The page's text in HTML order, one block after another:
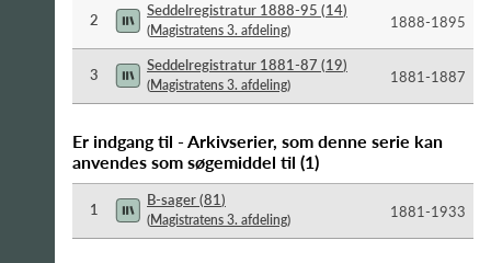
2
Seddelregistratur 1888-95 (14)
(Magistratens 3. afdeling) 1888-​1895
3
Seddelregistratur 1881-87 (19)
(Magistratens 3. afdeling) 1881-​1887
Er indgang til - Arkivserier, som denne serie kan
anvendes som søgemiddel til (1)
1
B-sager(81)
(Magistratens 3. afdeling) 1881-​1933